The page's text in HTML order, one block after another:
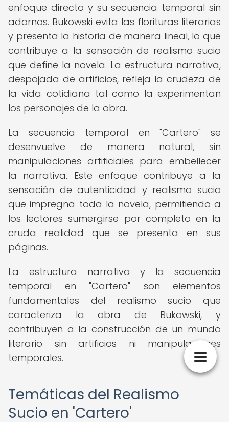
enfoque directo y su secuencia temporal sin
adornos. Bukowski evita las florituras literarias
y presenta la historia de manera lineal, lo que
contribuye a la sensación de realismo sucio
que define la novela. La estructura narrativa,
despojada de artificios, refleja la crudeza de
la vida cotidiana tal como la experimentan
los personajes de la obra.
La secuencia temporal en "Cartero" se
desenvuelve de manera natural, sin
manipulaciones artificiales para embellecer
la narrativa. Este enfoque contribuye a la
sensación de autenticidad y realismo sucio
que impregna toda la novela, permitiendo a
los lectores sumergirse por completo en la
cruda realidad que se presenta en sus
páginas.
La estructura narrativa y la secuencia
temporal en "Cartero" son elementos
fundamentales del realismo sucio que
caracteriza la obra de Bukowski, y
contribuyen a la construcción de un mundo
literario sin artificios ni manipulaciones
temporales.
Temáticas del Realismo
Sucio en 'Cartero'